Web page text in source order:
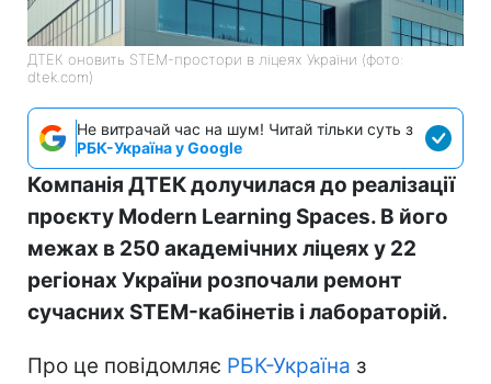
ДТЕК оновить STEM-простори в ліцеях України (фото:
dtek.com)
Не витрачай час на шум! Читай тільки суть з
РБК-Україна у Google
Компанія ДТЕК долучилася до реалізації
проєкту Modern Learning Spaces. В його
межах в 250 академічних ліцеях у 22
регіонах України розпочали ремонт
сучасних STEM-кабінетів і лабораторій.
Про це повідомляє РБК-Україна з